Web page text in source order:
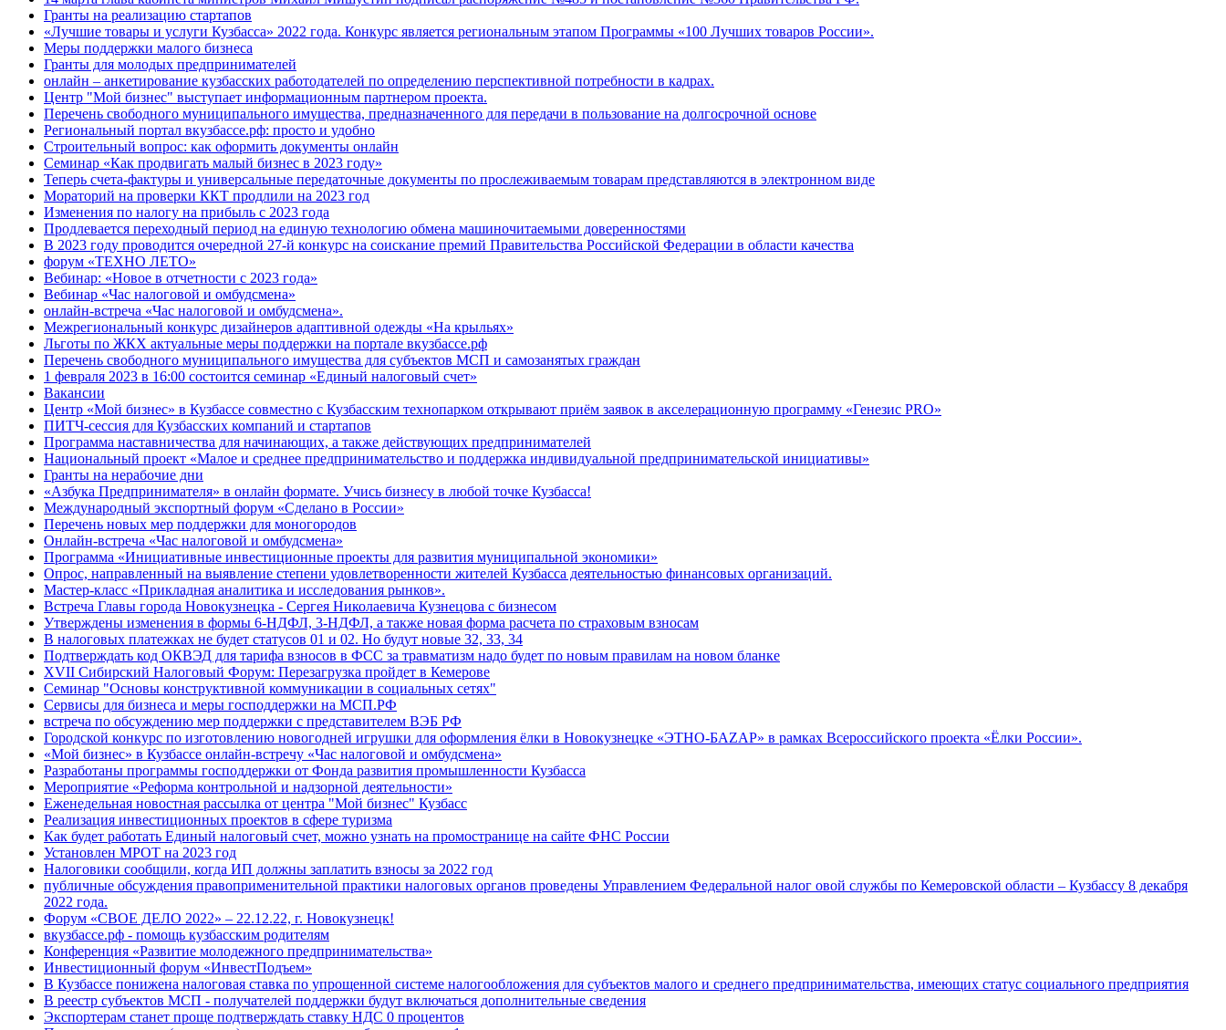
Гранты на реализацию стартапов
«Лучшие товары и услуги Кузбасса» 2022 года. Конкурс является региональным этапом Программы «100 Лучших товаров России».
Меры поддержки малого бизнеса
Гранты для молодых предпринимателей
онлайн – анкетирование кузбасских работодателей по определению перспективной потребности в кадрах.
Центр "Мой бизнес" выступает информационным партнером проекта.
Перечень свободного муниципального имущества, предназначенного для передачи в пользование на долгосрочной основе
Региональный портал вкузбассе.рф: просто и удобно
Строительный вопрос: как оформить документы онлайн
Семинар «Как продвигать малый бизнес в 2023 году»
Теперь счета-фактуры и универсальные передаточные документы по прослеживаемым товарам представляются в электронном виде
Мораторий на проверки ККТ продлили на 2023 год
Изменения по налогу на прибыль с 2023 года
Продлевается переходный период на единую технологию обмена машиночитаемыми доверенностями
В 2023 году проводится очередной 27-й конкурс на соискание премий Правительства Российской Федерации в области качества
форум «ТЕХНО ЛЕТО»
Вебинар: «Новое в отчетности с 2023 года»
Вебинар «Час налоговой и омбудсмена»
онлайн-встреча «Час налоговой и омбудсмена».
Межрегиональный конкурс дизайнеров адаптивной одежды «На крыльях»
Льготы по ЖКХ актуальные меры поддержки на портале вкузбассе.рф
Перечень свободного муниципального имущества для субъектов МСП и самозанятых граждан
1 февраля 2023 в 16:00 состоится семинар «Единый налоговый счет»
Вакансии
Центр «Мой бизнес» в Кузбассе совместно с Кузбасским технопарком открывают приём заявок в акселерационную программу «Генезис PRO»
ПИТЧ-сессия для Кузбасских компаний и стартапов
Программа наставничества для начинающих, а также действующих предпринимателей
Национальный проект «Малое и среднее предпринимательство и поддержка индивидуальной предпринимательской инициативы»
Гранты на нерабочие дни
«Азбука Предпринимателя» в онлайн формате. Учись бизнесу в любой точке Кузбасса!
Международный экспортный форум «Сделано в России»
Перечень новых мер поддержки для моногородов
Онлайн-встреча «Час налоговой и омбудсмена»
Программа «Инициативные инвестиционные проекты для развития муниципальной экономики»
Опрос, направленный на выявление степени удовлетворенности жителей Кузбасса деятельностью финансовых организаций.
Мастер-класс «Прикладная аналитика и исследования рынков».
Встреча Главы города Новокузнецка - Сергея Николаевича Кузнецова с бизнесом
Утверждены изменения в формы 6-НДФЛ, 3-НДФЛ, а также новая форма расчета по страховым взносам
В налоговых платежках не будет статусов 01 и 02. Но будут новые 32, 33, 34
Подтверждать код ОКВЭД для тарифа взносов в ФСС за травматизм надо будет по новым правилам на новом бланке
XVII Сибирский Налоговый Форум: Перезагрузка пройдет в Кемерове
Семинар "Основы конструктивной коммуникации в социальных сетях"
Сервисы для бизнеса и меры господдержки на МСП.РФ
встреча по обсуждению мер поддержки с представителем ВЭБ РФ
Городской конкурс по изготовлению новогодней игрушки для оформления ёлки в Новокузнецке «ЭТНО-БАZАР» в рамках Всероссийского проекта «Ёлки России».
«Мой бизнес» в Кузбассе онлайн-встречу «Час налоговой и омбудсмена»
Разработаны программы господдержки от Фонда развития промышленности Кузбасса
Мероприятие «Реформа контрольной и надзорной деятельности»
Еженедельная новостная рассылка от центра "Мой бизнес" Кузбасс
Реализация инвестиционных проектов в сфере туризма
Как будет работать Единый налоговый счет, можно узнать на промостранице на сайте ФНС России
Установлен МРОТ на 2023 год
Налоговики сообщили, когда ИП должны заплатить взносы за 2022 год
публичные обсуждения правоприменительной практики налоговых органов проведены Управлением Федеральной налог овой службы по Кемеровской области – Кузбассу 8 декабря
2022 года.
Форум «СВОЕ ДЕЛО 2022» – 22.12.22, г. Новокузнецк!
вкузбассе.рф - помощь кузбасским родителям
Конференция «Развитие молодежного предпринимательства»
Инвестиционный форум «ИнвестПодъем»
В Кузбассе понижена налоговая ставка по упрощенной системе налогообложения для субъектов малого и среднего предпринимательства, имеющих статус социального предприятия
В реестр субъектов МСП - получателей поддержки будут включаться дополнительные сведения
Экспортерам станет проще подтверждать ставку НДС 0 процентов